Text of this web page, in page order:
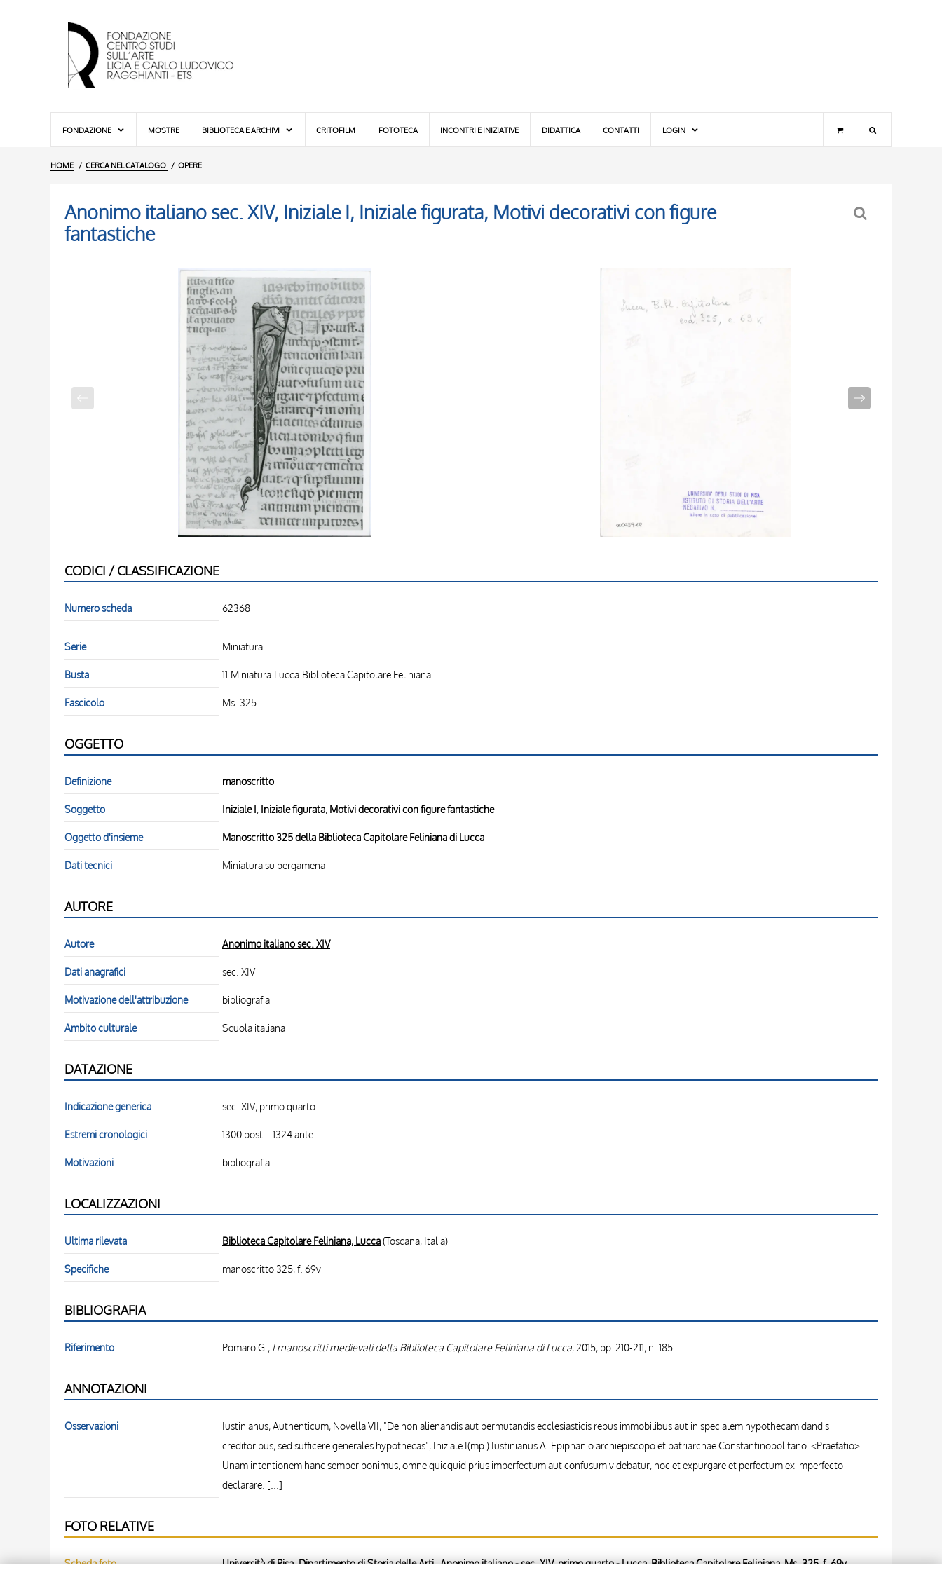
FONDAZIONE MOSTRE BIBLIOTECA E ARCHIVI CRITOFILM FOTOTECA INCONTRI E INIZIATIVE DIDATTICA CONTATTI LOGIN
HOME CERCA NEL CATALOGO OPERE
Anonimo italiano sec. XIV, Iniziale I, Iniziale figurata, Motivi decorativi con figure
fantastiche
CODICI / CLASSIFICAZIONE
Numero scheda 62368
Serie Miniatura
Busta 11.Miniatura.Lucca.Biblioteca Capitolare Feliniana
Fascicolo Ms. 325
OGGETTO
Definizione manoscritto
Soggetto Iniziale I, Iniziale figurata, Motivi decorativi con figure fantastiche
Oggetto d'insieme Manoscritto 325 della Biblioteca Capitolare Feliniana di Lucca
Dati tecnici Miniatura su pergamena
AUTORE
Autore Anonimo italiano sec. XIV
Dati anagrafici sec. XIV
Motivazione dell'attribuzione bibliografia
Ambito culturale Scuola italiana
DATAZIONE
Indicazione generica sec. XIV, primo quarto
Estremi cronologici 1300 post - 1324 ante
Motivazioni bibliografia
LOCALIZZAZIONI
Ultima rilevata Biblioteca Capitolare Feliniana, Lucca(Toscana, Italia)
Specifiche manoscritto 325, f. 69v
BIBLIOGRAFIA
Riferimento Pomaro G., I manoscritti medievali della Biblioteca Capitolare Feliniana di Lucca, 2015, pp. 210-211, n. 185
ANNOTAZIONI
Osservazioni
Iustinianus, Authenticum, Novella VII, "De non alienandis aut permutandis ecclesiasticis rebus immobilibus aut in specialem hypothecam dandis
creditoribus, sed sufficere generales hypothecas", Iniziale I(mp.) Iustinianus A. Epiphanio archiepiscopo et patriarchae Constantinopolitano. <Praefatio>
Unam intentionem hanc semper ponimus, omne quicquid prius imperfectum aut confusum videbatur, hoc et expurgare et perfectum ex imperfecto
declarare. [...]
FOTO RELATIVE
Scheda foto Università di Pisa. Dipartimento di Storia delle Arti , Anonimo italiano - sec. XIV, primo quarto - Lucca, Biblioteca Capitolare Feliniana, Ms. 325, f. 69v,